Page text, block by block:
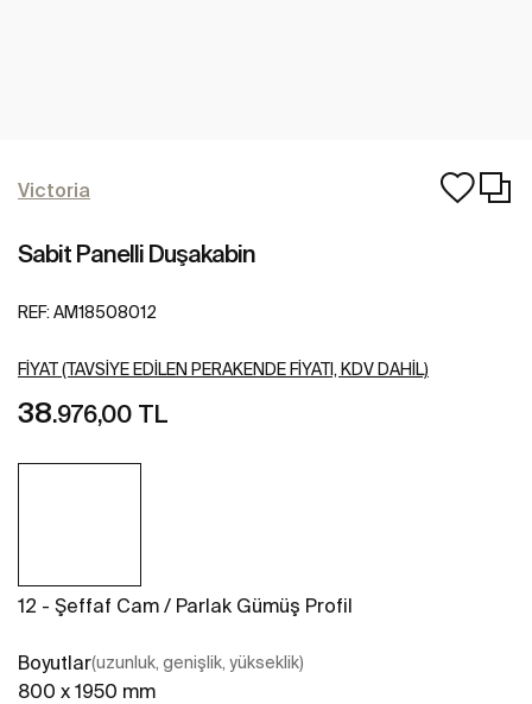
Victoria
Sabit Panelli Duşakabin
REF: AM18508012
FIYAT (TAVSIYE EDILEN PERAKENDE FIYATI, KDV DAHIL)
38.976,00 TL
12 - Şeffaf Cam / Parlak Gümüş Profil
Boyutlar(uzunluk, genişlik, yükseklik)
800 x 1950 mm